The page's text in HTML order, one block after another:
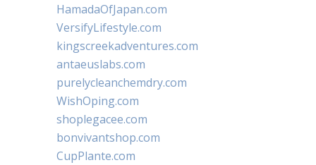
HamadaOfJapan.com
VersifyLifestyle.com
kingscreekadventures.com
antaeuslabs.com
purelycleanchemdry.com
WishOping.com
shoplegacee.com
bonvivantshop.com
CupPlante.com